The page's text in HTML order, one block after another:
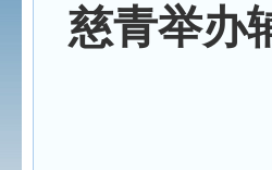
慈青举办